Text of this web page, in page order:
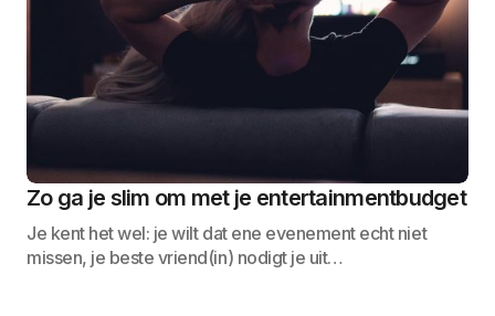
Zo ga je slim om met je entertainmentbudget
Je kent het wel: je wilt dat ene evenement echt niet
missen, je beste vriend(in) nodigt je uit…